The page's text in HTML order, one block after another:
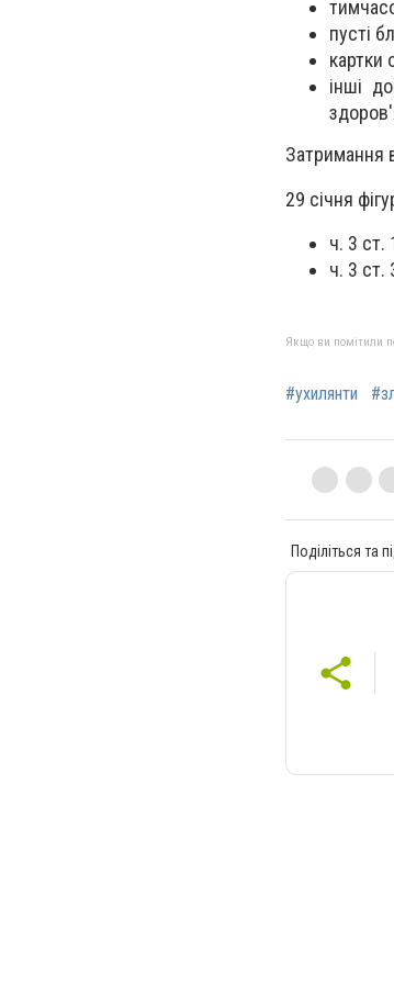
пусті
картки
інші
Затримання
29 січня
ч. 3 ст.
ч. 3 ст.
Якщо ви помітили
#ухилянти
Поділіться та